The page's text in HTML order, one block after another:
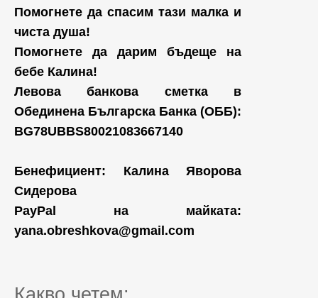
Помогнете да спасим тази малка и
чиста душа!
Помогнете да дарим бъдеще на
бебе Калина!
Левова банкова сметка в
Обединена Българска Банка (ОББ):
BG78UBBS80021083667140
Бенефициент: Калина Яворова
Сидерова
PayPal на майката:
yana.obreshkova@gmail.com